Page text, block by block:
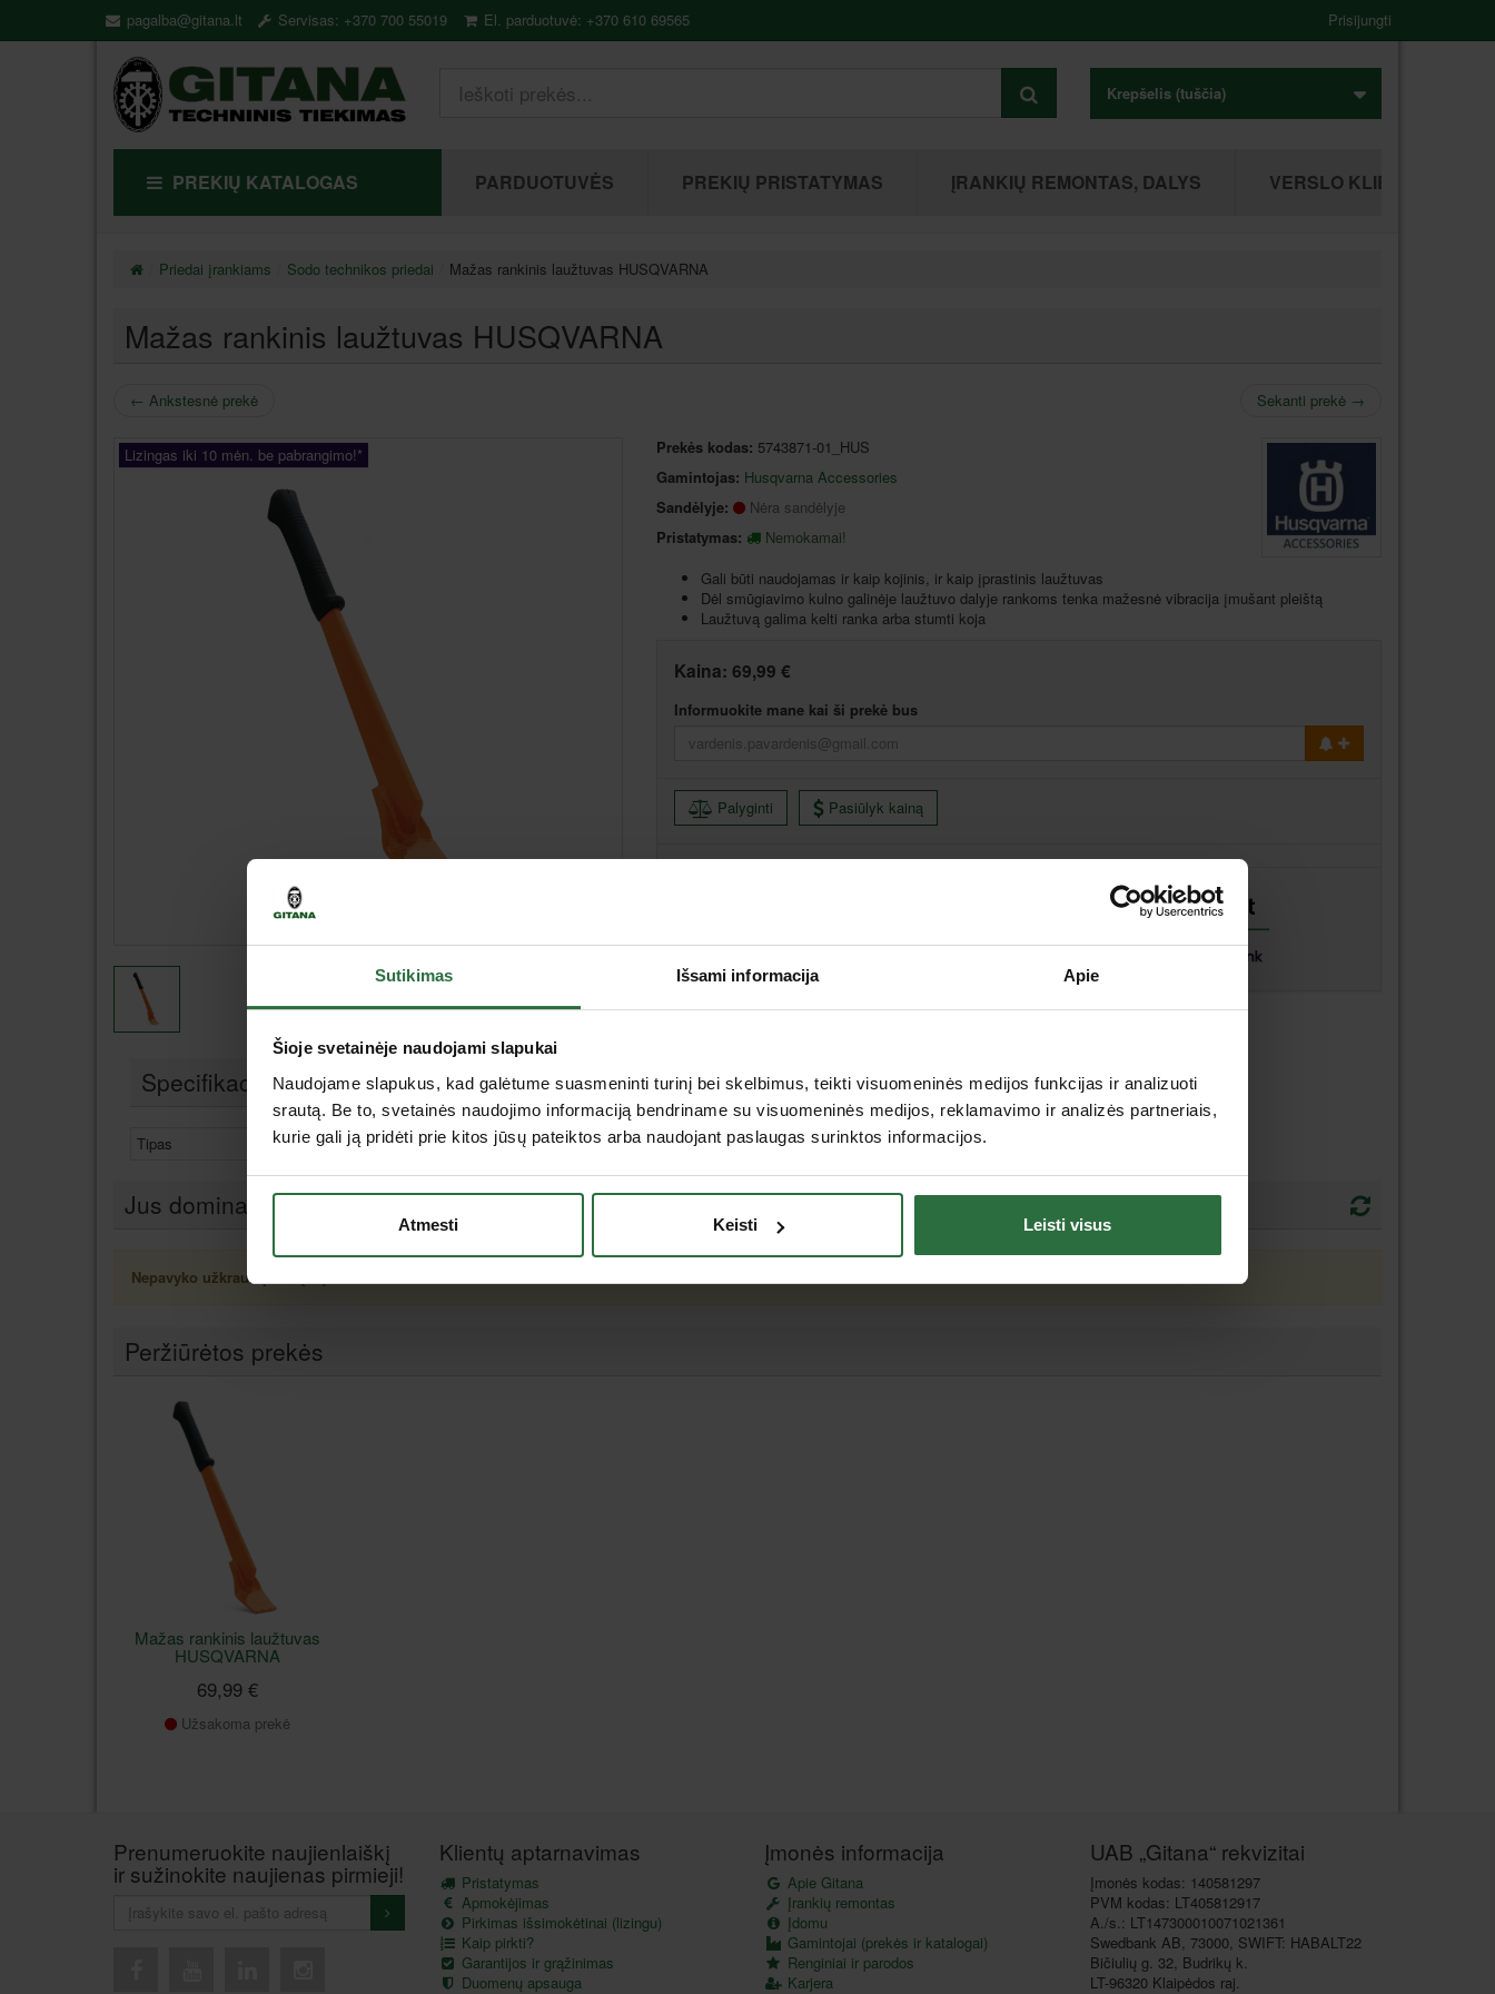
Sutikimas Išsami informacija Apie
Šioje svetainėje naudojami slapukai
Naudojame slapukus, kad galėtume suasmeninti turinį bei skelbimus, teikti visuomeninės medijos funkcijas ir analizuoti
srautą. Be to, svetainės naudojimo informaciją bendriname su visuomeninės medijos, reklamavimo ir analizės partneriais,
kurie gali ją pridėti prie kitos jūsų pateiktos arba naudojant paslaugas surinktos informacijos.
Atmesti Keisti Leisti visus
pagalba@gitana.lt Servisas: +370 700 55019 El. parduotuvė: +370 610 69565 Prisijungti
Krepšelis (tuščia)
PREKIŲ KATALOGAS PARDUOTUVĖS PREKIŲ PRISTATYMAS ĮRANKIŲ REMONTAS, DALYS VERSLO KLIENTAMS
Priedai įrankiams Sodo technikos priedai Mažas rankinis laužtuvas HUSQVARNA
Mažas rankinis laužtuvas HUSQVARNA
← Ankstesnė prekė Sekanti prekė →
Lizingas iki 10 mėn. be pabrangimo!* Prekės kodas: 5743871-01_HUS
Gamintojas: Husqvarna Accessories
Sandėlyje:
Nėra sandėlyje
Pristatymas:
Nemokamai!
Gali būti naudojamas ir kaip kojinis, ir kaip įprastinis laužtuvas
Dėl smūgiavimo kulno galinėje laužtuvo dalyje rankoms tenka mažesnė vibracija įmušant pleištą
Laužtuvą galima kelti ranka arba stumti koja
Kaina: 69,99 €
Informuokite mane kai ši prekė bus
Palyginti Pasiūlyk kainą
Specifikacija
Tipas Priedai
Jus dominančios panašios prekės
Nepavyko užkrauti prekių sąrašo.
Peržiūrėtos prekės
Mažas rankinis laužtuvas
HUSQVARNA
69,99 €
Užsakoma prekė
Prenumeruokite naujienlaiškį
ir sužinokite naujienas pirmieji!
Klientų aptarnavimas
Pristatymas
Apmokėjimas
Pirkimas išsimokėtinai (lizingu)
Kaip pirkti?
Garantijos ir grąžinimas
Duomenų apsauga
Įmonės informacija
Apie Gitana
Įrankių remontas
Įdomu
Gamintojai (prekės ir katalogai)
Renginiai ir parodos
Karjera
UAB „Gitana“ rekvizitai
Įmonės kodas: 140581297
PVM kodas: LT405812917
A./s.: LT147300010071021361
Swedbank AB, 73000, SWIFT: HABALT22
Bičiulių g. 32, Budrikų k.
LT-96320 Klaipėdos raj.